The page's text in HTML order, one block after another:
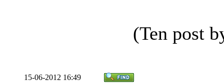
(Ten post
15-06-2012 16:49